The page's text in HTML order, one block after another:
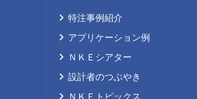
特注事例紹介
アプリケーション例
ＮＫＥシアター
設計者のつぶやき
ＮＫＥトピックス